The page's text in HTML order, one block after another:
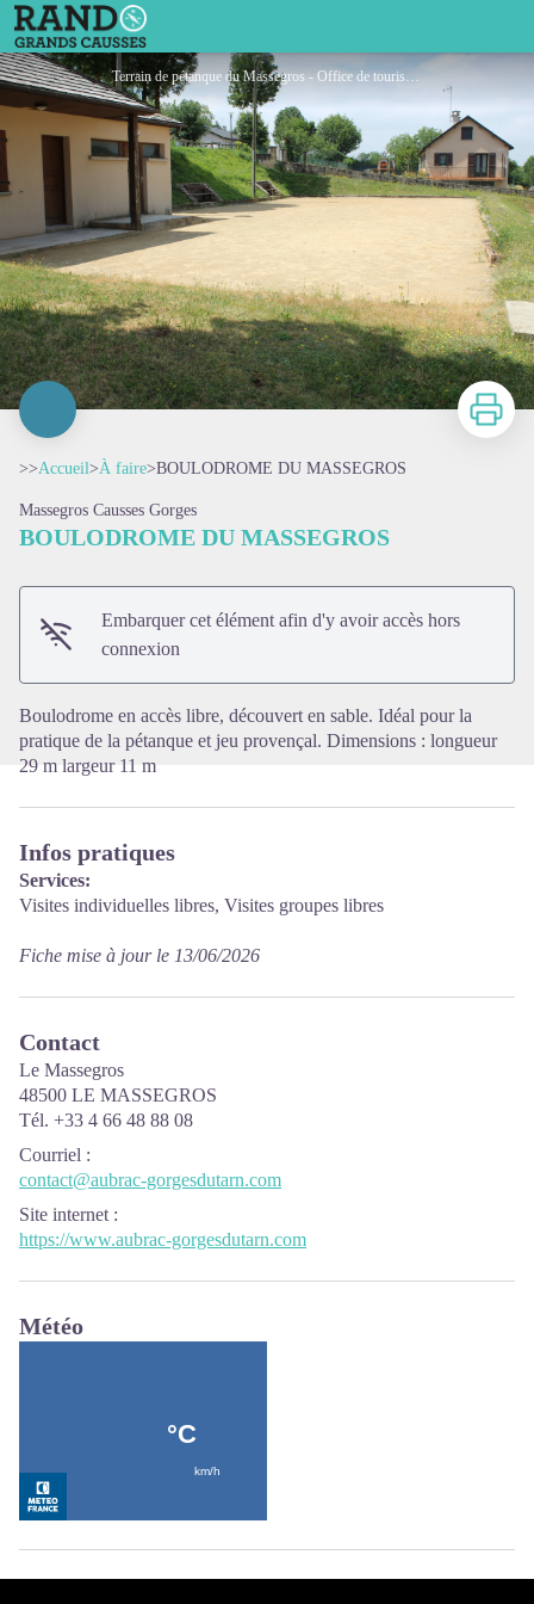
BOULODROME DU MASSEGROS
Terrain de pétanque du Massegros - Office de tourisme de l'Aubrac aux Gorges du Tarn
Imprimer
>>Accueil>À faire>BOULODROME DU MASSEGROS
Massegros Causses Gorges
BOULODROME DU MASSEGROS
Embarquer cet élément afin d'y avoir accès hors
connexion
Boulodrome en accès libre, découvert en sable. Idéal pour la
pratique de la pétanque et jeu provençal. Dimensions : longueur
29 m largeur 11 m
Infos pratiques
Services:
Visites individuelles libres, Visites groupes libres
Fiche mise à jour le 13/06/2026
Contact
Le Massegros
48500 LE MASSEGROS
Tél. +33 4 66 48 88 08
Courriel :
contact@aubrac-gorgesdutarn.com
Site internet :
https://www.aubrac-gorgesdutarn.com
Météo